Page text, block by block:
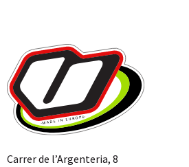
Carrer de l’Argenteria, 8